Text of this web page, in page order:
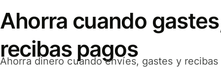
Ahorra cuando
recibas pagos
Ahorra dinero cuando envíes, gastes y